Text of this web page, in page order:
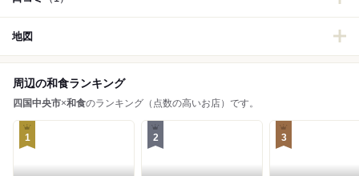
地図
周辺の和食ランキング
四国中央市×和食のランキング（点数の高いお店）です。
1 2 3